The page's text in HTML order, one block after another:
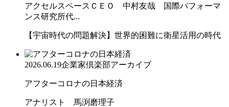
アクセルスペースＣＥＯ 中村友哉 国際パフォーマ
ンス研究所代...
【宇宙時代の問題解決】世界的困難に衛星活用の時代
2026.06.19企業家倶楽部アーカイブ
アフターコロナの日本経済
アナリスト 馬渕磨理子